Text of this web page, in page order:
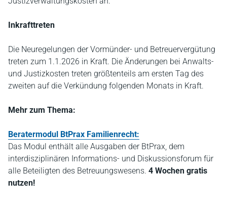
Inkrafttreten
Die Neuregelungen der Vormünder- und Betreuervergütung
treten zum 1.1.2026 in Kraft. Die Änderungen bei Anwalts-
und Justizkosten treten größtenteils am ersten Tag des
zweiten auf die Verkündung folgenden Monats in Kraft.
Mehr zum Thema:
Beratermodul BtPrax Familienrecht:
Das Modul enthält alle Ausgaben der BtPrax, dem
interdisziplinären Informations- und Diskussionsforum für
alle Beteiligten des Betreuungswesens. 4 Wochen gratis
nutzen!